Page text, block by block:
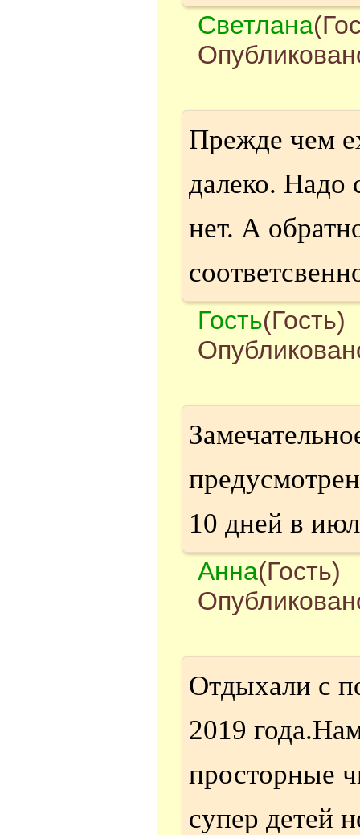
Светлана
Прежде чем
далеко. Надо
нет. А
Гость(Гость)
10 дней в
Анна(Гость)
Отдыхали с
2019
просторные
супер детей